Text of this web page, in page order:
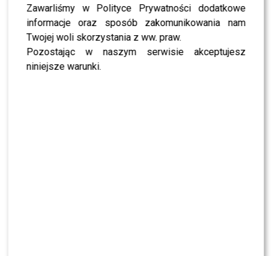
Zawarliśmy w Polityce Prywatności dodatkowe
informacje oraz sposób zakomunikowania nam
Twojej woli skorzystania z ww. praw.
Pozostając w naszym serwisie akceptujesz
niniejsze warunki.
Fot. Materiały prasowe TVN